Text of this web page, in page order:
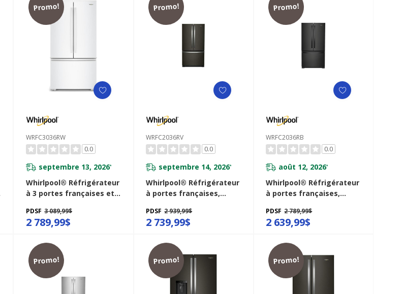
Promo!
WRFC3036RW
0.0
septembre 13, 2026*
Whirlpool® Réfrigérateur
à 3 portes françaises et
véritable de 36 po - 24 pi
cu WRFC3036RW
PDSF 3 089,99$
2 789,99$
Promo!
WRFC2036RV
0.0
septembre 14, 2026*
Whirlpool® Réfrigérateur
à portes françaises,
et congélateur inférieur -
36po - 20picu
PDSF 2 939,99$
2 739,99$
Promo!
WRFC2036RB
0.0
août 12, 2026*
Whirlpool® Réfrigérateur
à portes françaises,
et congélateur inférieur -
36po - 20picu
PDSF 2 789,99$
2 639,99$
Promo! Promo! Promo!